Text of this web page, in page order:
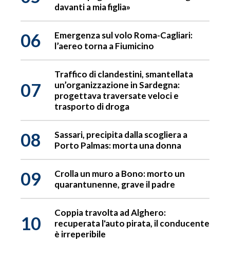
davanti a mia figlia»
06
Emergenza sul volo Roma-Cagliari:
l’aereo torna a Fiumicino
07
Traffico di clandestini, smantellata
un’organizzazione in Sardegna:
progettava traversate veloci e
trasporto di droga
08
Sassari, precipita dalla scogliera a
Porto Palmas: morta una donna
09
Crolla un muro a Bono: morto un
quarantunenne, grave il padre
10
Coppia travolta ad Alghero:
recuperata l'auto pirata, il conducente
è irreperibile